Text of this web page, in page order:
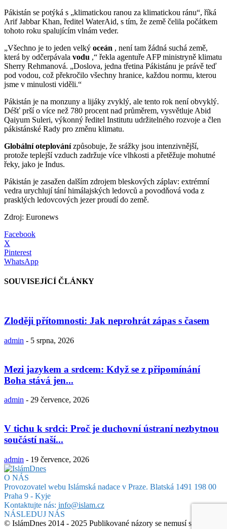
Pákistán se potýká s „klimatickou ranou za klimatickou ránu“, říká
Arif Jabbar Khan, ředitel WaterAid, s tím, že země čelila počátkem
tohoto roku spalujícím vlnám veder.
„Všechno je to jeden velký oceán , není tam žádná suchá země,
která by odčerpávala vodu ,“ řekla agentuře AFP ministryně klimatu
Sherry Rehmanová. „Doslova, jedna třetina Pákistánu je právě teď
pod vodou, což překročilo všechny hranice, každou normu, kterou
jsme v minulosti viděli.“
Pákistán je na monzuny a lijáky zvyklý, ale tento rok není obvyklý.
Déšť prší o více než 780 procent nad průměrem, vysvětluje Abid
Qaiyum Suleri, výkonný ředitel Institutu udržitelného rozvoje a člen
pákistánské Rady pro změnu klimatu.
Globální oteplovánízpůsobuje, že srážky jsou intenzivnější,
protože teplejší vzduch zadržuje více vlhkosti a přetěžuje mohutné
řeky, jako je Indus.
Pákistán je zasažen dalším zdrojem bleskových záplav: extrémní
vedra urychlují tání himálajských ledovců a povodňová voda z
prasklých ledovcových jezer proudí do země.
Zdroj: Euronews
Facebook
X
Pinterest
WhatsApp
SOUVISEJÍCÍ ČLÁNKY
Zloději přítomnosti: Jak neprohrát zápas s časem
admin - 5 srpna, 2026
Mezi jazykem a srdcem: Když se z připomínání
Boha stává jen...
admin - 29 července, 2026
V tichu k srdci: Proč je duchovní ústraní nezbytnou
součástí naší...
admin - 19 července, 2026
O NÁS
Provozovatel webu Islámská nadace v Praze. Blatská 1491 198 00
Praha 9 - Kyje
Kontaktujte nás: info@islam.cz
NÁSLEDUJ NÁS
© IslámDnes 2014 - 2025 Publikované názory se nemusí shodovat s